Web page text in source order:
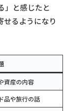
」と感じたと
せるようになり
資産の内容
品や旅行の話